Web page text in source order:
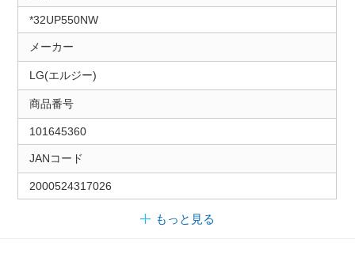
*32UP550NW
メーカー
LG(エルジー)
商品番号
101645360
JANコード
2000524317026
もっと見る